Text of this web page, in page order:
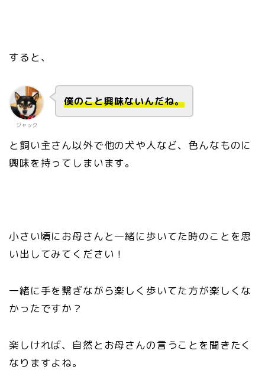
すると、
ジャック
僕のこと興味ないんだね。
と飼い主さん以外で他の犬や人など、色んなものに
興味を持ってしまいます。
小さい頃にお母さんと一緒に歩いてた時のことを思
い出してみてください！
一緒に手を繋ぎながら楽しく歩いてた方が楽しくな
かったですか？
楽しければ、自然とお母さんの言うことを聞きたく
なりますよね。